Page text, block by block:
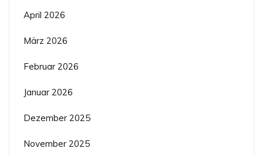
April 2026
März 2026
Februar 2026
Januar 2026
Dezember 2025
November 2025